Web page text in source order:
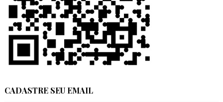
CADASTRE SEU EMAIL